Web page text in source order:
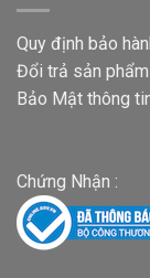
Quy định bảo
Đổi trả sản phẩm
Bảo Mật thông
Chứng Nhận :